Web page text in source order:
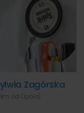
Zagórska
km od Opola)